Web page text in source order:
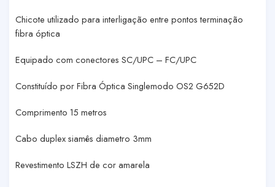
Chicote utilizado para interligação entre pontos terminação
fibra óptica
Equipado com conectores SC/UPC – FC/UPC
Constituído por Fibra Óptica Singlemodo OS2 G652D
Comprimento 15 metros
Cabo duplex siamês diametro 3mm
Revestimento LSZH de cor amarela